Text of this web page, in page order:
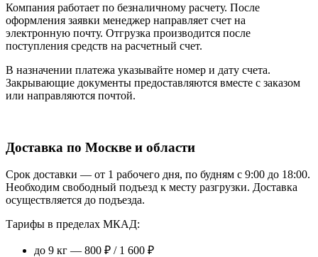
Компания работает по безналичному расчету. После
оформления заявки менеджер направляет счет на
электронную почту. Отгрузка производится после
поступления средств на расчетный счет.
В назначении платежа указывайте номер и дату счета.
Закрывающие документы предоставляются вместе с заказом
или направляются почтой.
Доставка по Москве и области
Срок доставки — от 1 рабочего дня, по будням с 9:00 до 18:00.
Необходим свободный подъезд к месту разгрузки. Доставка
осуществляется до подъезда.
Тарифы в пределах МКАД:
до 9 кг — 800 ₽ / 1 600 ₽